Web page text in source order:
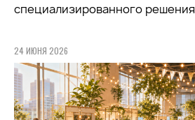
специализированного решения
24 ИЮНЯ 2026